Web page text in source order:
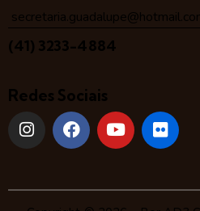
(41) 3233-4884
Redes Sociais